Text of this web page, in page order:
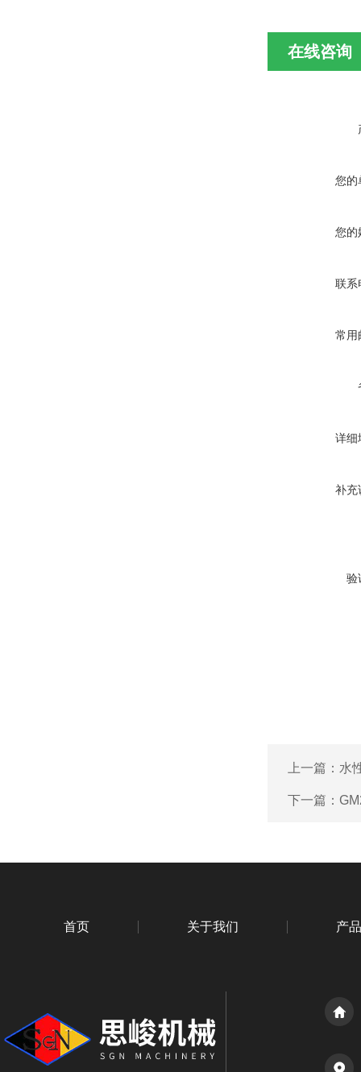
在线咨询
您的
您的
联系
常用
详细
补充
验
上一篇： 水
下一篇：
首页 关于我们 产